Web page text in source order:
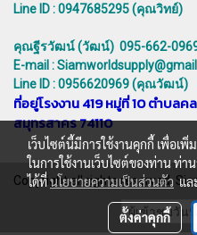
Line ID : 0947685295 (คุณวิทย์)
คุณฐีรวัฒน์ (วัฒน์) 095-662-
E-mail :
Line ID : 0956620969 (คุณวัฒน์)
ที่อยู่โรงงาน 419 หมู่ที่ 10 ตำบลค
สมุทรสาคร 74110
Copyright all rights reserved.
ผู้เข้าชมวันนี้
เว็บไซต์นี้มีการใช้งานคุกกี้ เพื่อ
ในการใช้งานเว็บไซต์ของท่าน ท่า
ได้ที่นโยบายความเป็นส่วนตัวแ
ตั้งค่าคุกกี้